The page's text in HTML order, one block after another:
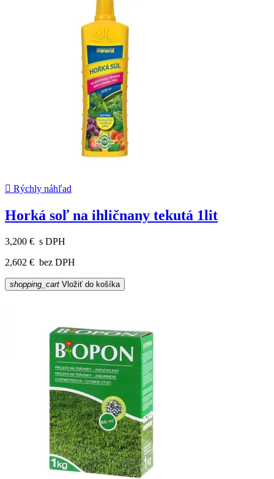
 Rýchly náhľad
Horká soľ na ihličnany tekutá 1lit
3,200 € s DPH
2,602 € bez DPH
shopping_cart Vložiť do košíka